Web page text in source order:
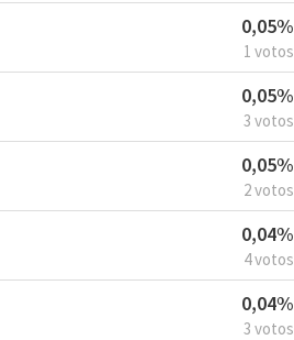
0,05%
1 votos
0,05%
3 votos
0,05%
2 votos
0,04%
4 votos
0,04%
3 votos